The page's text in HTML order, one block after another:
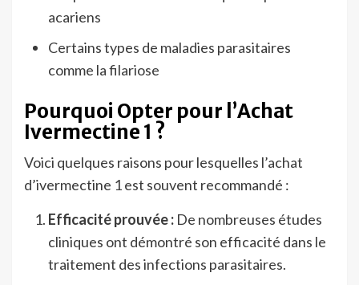
acariens
Certains types de maladies parasitaires
comme la filariose
Pourquoi Opter pour l’Achat
Ivermectine 1 ?
Voici quelques raisons pour lesquelles l’achat
d’ivermectine 1 est souvent recommandé :
Efficacité prouvée : De nombreuses études
cliniques ont démontré son efficacité dans le
traitement des infections parasitaires.